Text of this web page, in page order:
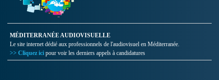
MÉDITERRANÉE AUDIOVISUELLE
Le site internet dédié aux professionnels de l'audiovisuel en Méditerranée.
>> Cliquez ici pour voir les derniers appels à candidatures